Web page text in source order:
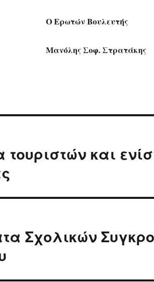
Ο Ερωτών Βουλευτής
Μανόλης Σοφ. Στρατάκης
και
Σχολικών